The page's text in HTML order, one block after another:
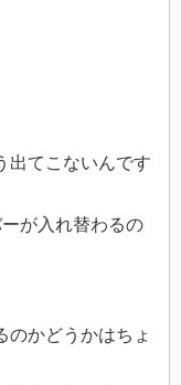
出てこないんです
が入れ替わるの
のかどうかはちょ